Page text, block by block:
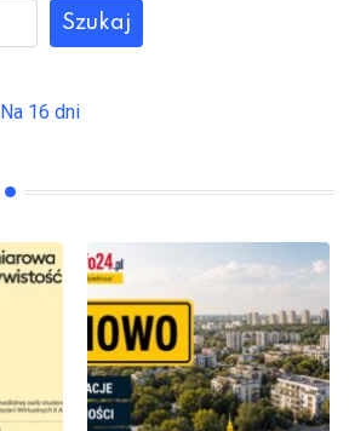
Szukaj
Na 16 dni